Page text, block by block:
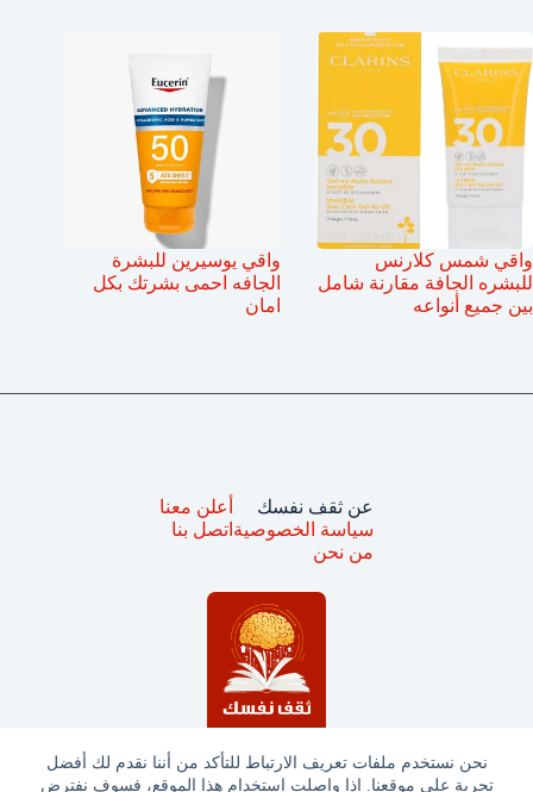
نحن نستخدم ملفات تعريف الارتباط للتأكد من أننا نقدم لك أفضل
تجربة على موقعنا. إذا واصلت استخدام هذا الموقع، فسوف نفترض
واقي شمس كلارنس
للبشره الجافة مقارنة شامل
بين جميع أنواعه
واقي يوسيرين للبشرة
الجافه احمى بشرتك بكل
امان
عن ثقف نفسك
سياسة الخصوصية
من نحن
أعلن معنا
اتصل بنا